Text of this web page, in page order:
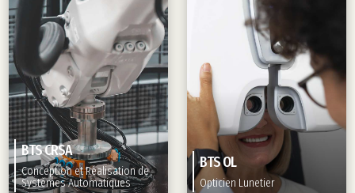
BTS CRSA
Conception et Réalisation de
Systèmes Automatiques
BTS OL
Opticien Lunetier